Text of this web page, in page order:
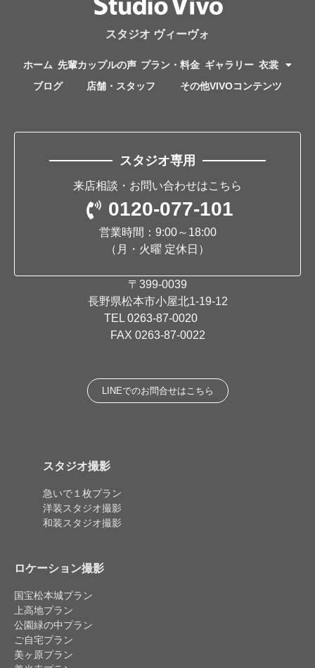
スタジオ ヴィーヴォ
ホーム 先輩カップルの声 プラン・料金 ギャラリー 衣裳
ブログ
店舗・スタッフ その他VIVOコンテンツ
スタジオ専用
来店相談・お問い合わせはこちら
0120-077-101
営業時間：9:00～18:00
（月・火曜 定休日）
〒399-0039
長野県松本市小屋北1-19-12
TEL 0263-87-0020
FAX 0263-87-0022
LINEでのお問合せはこちら
スタジオ撮影
急いで１枚プラン
洋装スタジオ撮影
和装スタジオ撮影
ロケーション撮影
国宝松本城プラン
上高地プラン
公園緑の中プラン
ご自宅プラン
美ヶ原プラン